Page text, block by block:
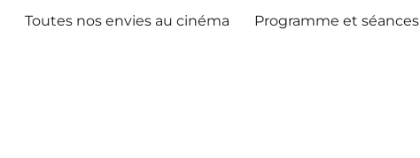
Toutes nos envies au cinéma Programme et séances